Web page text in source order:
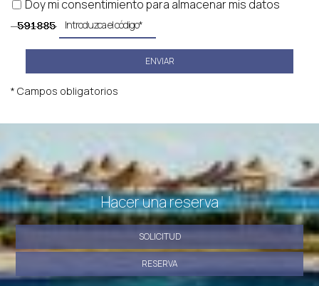
Doy mi consentimiento para almacenar mis datos
ENVIAR
* Campos obligatorios
Hacer una reserva
SOLICITUD
RESERVA